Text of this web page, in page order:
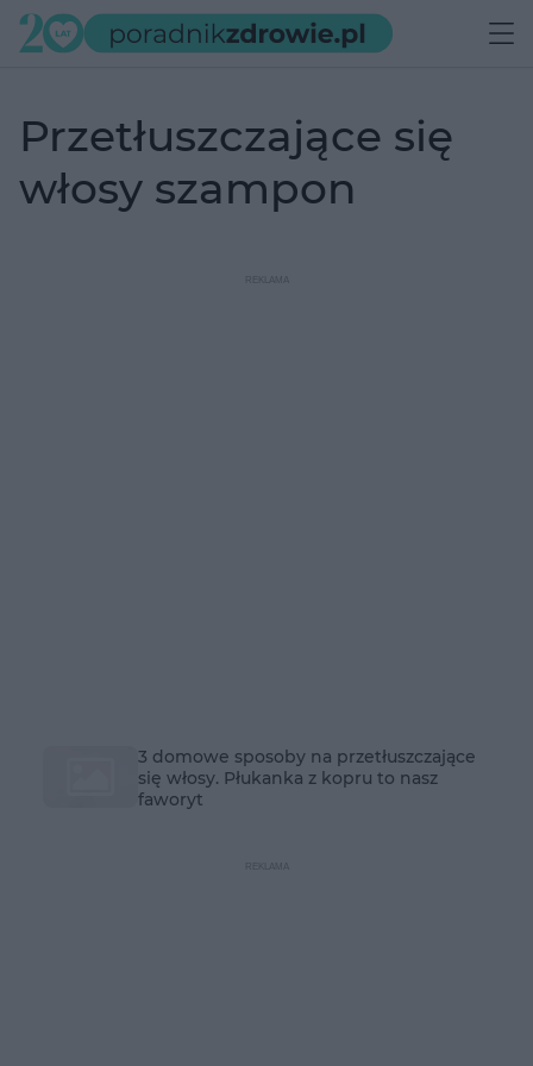
przetłuszczające się
włosy szampon
3 domowe sposoby na przetłuszczające
się włosy. Płukanka z kopru to nasz
faworyt